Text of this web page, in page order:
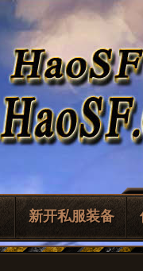
新开私服装备